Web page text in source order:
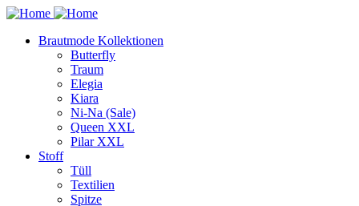
Brautmode Kollektionen
Butterfly
Traum
Elegia
Kiara
Ni-Na (Sale)
Queen XXL
Pilar XXL
Stoff
Tüll
Textilien
Spitze